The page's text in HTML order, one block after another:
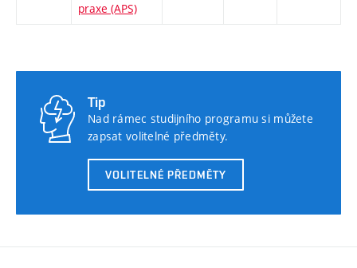
praxe (APS)
Tip
Nad rámec studijního programu si můžete
zapsat volitelné předměty.
VOLITELNÉ PŘEDMĚTY